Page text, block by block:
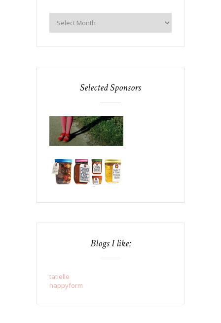
Selected Sponsors
Blogs I like:
tatielle
happyform